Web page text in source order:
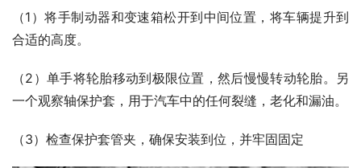
（1）将手制动器和变速箱松开到中间位置，将车辆提升到
合适的高度。
（2）单手将轮胎移动到极限位置，然后慢慢转动轮胎。另
一个观察轴保护套，用于汽车中的任何裂缝，老化和漏油。
（3）检查保护套管夹，确保安装到位，并牢固固定